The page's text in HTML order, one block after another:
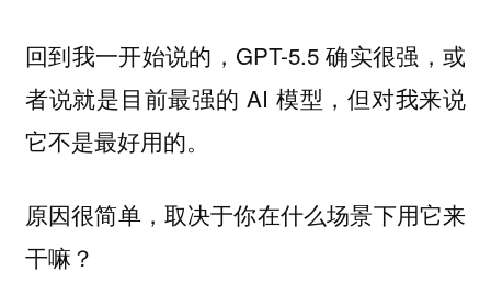
回到我一开始说的，GPT-5.5 确实很强，或
者说就是目前最强的 AI 模型，但对我来说
它不是最好用的。
原因很简单，取决于你在什么场景下用它来
干嘛？